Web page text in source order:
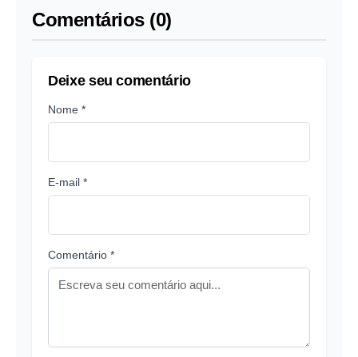
Comentários (0)
Deixe seu comentário
Nome *
E-mail *
Comentário *